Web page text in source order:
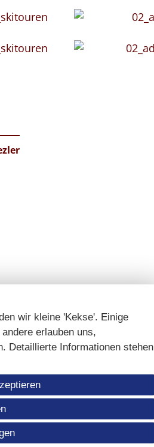
wir kleine 'Kekse'. Einige
erlauben uns,
Detaillierte Informationen stehen